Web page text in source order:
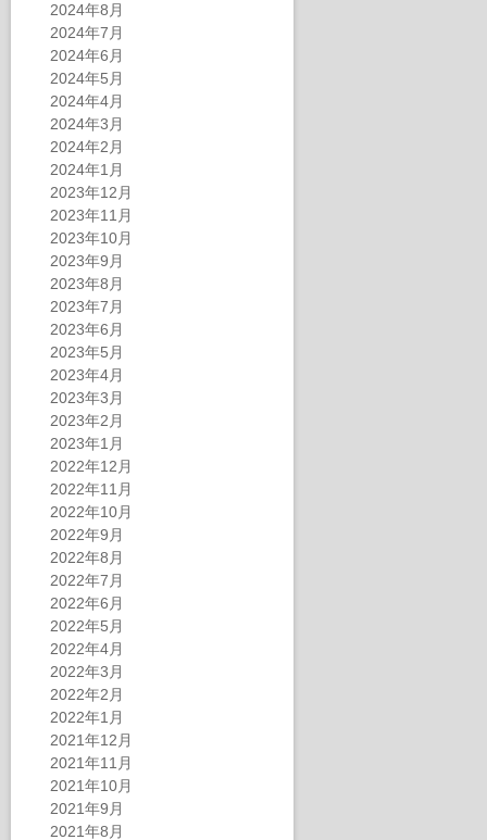
2024年8月
2024年7月
2024年6月
2024年5月
2024年4月
2024年3月
2024年2月
2024年1月
2023年12月
2023年11月
2023年10月
2023年9月
2023年8月
2023年7月
2023年6月
2023年5月
2023年4月
2023年3月
2023年2月
2023年1月
2022年12月
2022年11月
2022年10月
2022年9月
2022年8月
2022年7月
2022年6月
2022年5月
2022年4月
2022年3月
2022年2月
2022年1月
2021年12月
2021年11月
2021年10月
2021年9月
2021年8月